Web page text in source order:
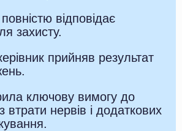
відповідає
захисту.
прийняв результат
ключову вимогу до
втрати нервів і додаткових